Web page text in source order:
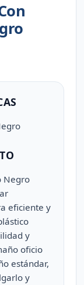
Negro
eficiente y
y
oficio
estándar,
y